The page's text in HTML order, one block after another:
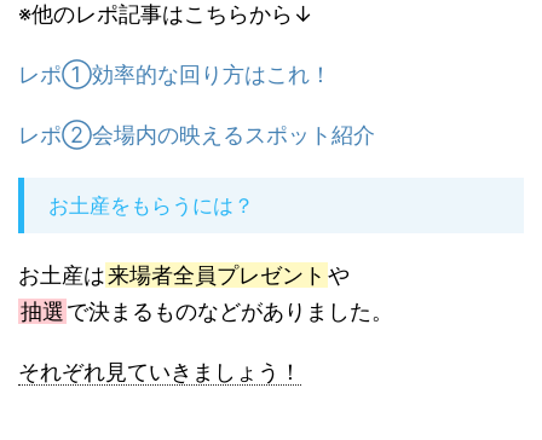
※他のレポ記事はこちらから↓
レポ①効率的な回り方はこれ！
レポ②会場内の映えるスポット紹介
お土産をもらうには？
お土産は来場者全員プレゼント や
抽選 で決まるものなどがありました。
それぞれ見ていきましょう！